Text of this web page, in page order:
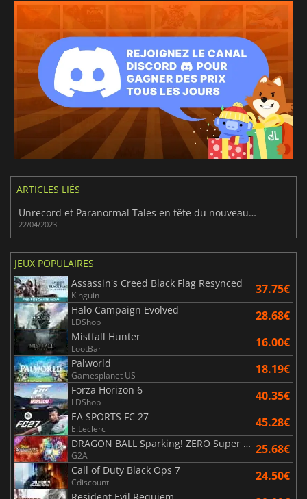
ARTICLES LIÉS
Unrecord et Paranormal Tales en tête du nouveau genre de FPS avec caméra corporelle
22/04/2023
JEUX POPULAIRES
Assassin's Creed Black Flag Resynced
Kinguin 37.75€
Halo Campaign Evolved
LDShop 28.68€
Mistfall Hunter
LootBar 16.00€
Palworld
Gamesplanet US 18.19€
Forza Horizon 6
LDShop 40.35€
EA SPORTS FC 27
E.Leclerc 45.28€
DRAGON BALL Sparking! ZERO Super Limit Breaking NEO
G2A 25.68€
Call of Duty Black Ops 7
Cdiscount 24.50€